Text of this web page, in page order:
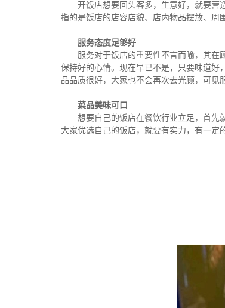
开饭店想要回头客多，生意好，就要营
指的是饭店的店容店貌、店内物品摆放、周
服务态度足够好
服务对于饭店的重要性不言而喻，其在
保持好的心情。现在早已不是，只要味道好
品品质很好，大家也不会再次去光顾，可见
菜品美味可口
想要自己的饭店在餐饮行业立足，首先
大家优选自己的饭店，就要有实力，有一定